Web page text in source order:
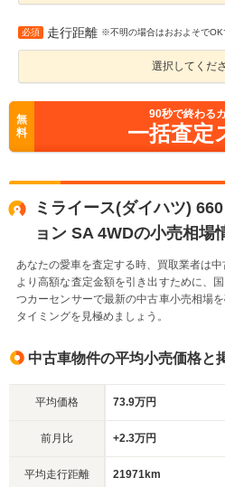
必須 走行距離 ※不明の場合はおおよそでOK
選択してくだ
無
料
90秒で終わる
一括査定
ミライース(ダイハツ)
ョン SA 4WDの小売相場
あなたの愛車を査定する時、買取業者は中
より高額な査定金額を引き出すために、
つカーセンサーで最新の中古車小売相場
タイミングを見極めましょう。
中古車物件の平均小売価格と
平均価格 73.9万円
前月比 +2.3万円
平均走行距離 21971km